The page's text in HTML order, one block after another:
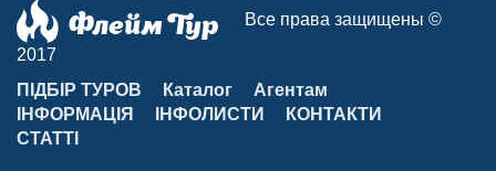
Все права защищены ©
2017
ПІДБІР ТУРОВ
Каталог
Агентам
ІНФОРМАЦІЯ
ІНФОЛИСТИ
КОНТАКТИ
СТАТТІ